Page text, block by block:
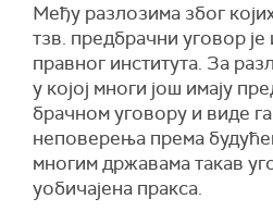
Међу разлозима због
тзв. предбрачни уговор
правног института. За
у којој многи још имају
брачном уговору и виде
неповерења према
многим државама такав
уобичајена пракса.